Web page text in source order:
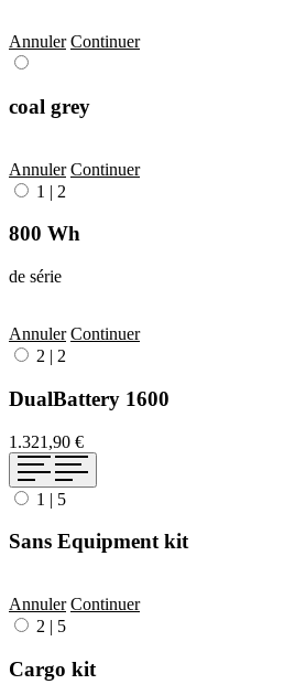
Annuler Continuer
coal grey
Annuler Continuer
1 | 2
800 Wh
de série
Annuler Continuer
2 | 2
DualBattery 1600
1.321,90 €
1 | 5
Sans Equipment kit
Annuler Continuer
2 | 5
Cargo kit